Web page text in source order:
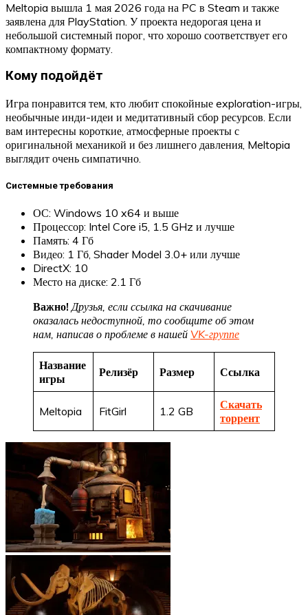
Meltopia вышла 1 мая 2026 года на PC в Steam и также
заявлена для PlayStation. У проекта недорогая цена и
небольшой системный порог, что хорошо соответствует его
компактному формату.
Кому подойдёт
Игра понравится тем, кто любит спокойные exploration-игры,
необычные инди-идеи и медитативный сбор ресурсов. Если
вам интересны короткие, атмосферные проекты с
оригинальной механикой и без лишнего давления, Meltopia
выглядит очень симпатично.
Системные требования
ОС: Windows 10 x64 и выше
Процессор: Intel Core i5, 1.5 GHz и лучше
Память: 4 Гб
Видео: 1 Гб, Shader Model 3.0+ или лучше
DirectX: 10
Место на диске: 2.1 Гб
Важно!Друзья, если ссылка на скачивание
оказалась недоступной, то сообщите об этом
нам, написав о проблеме в нашей VK-группе
Название
игры
Релизёр Размер Ссылка
Meltopia FitGirl 1.2 GB
Скачать
торрент